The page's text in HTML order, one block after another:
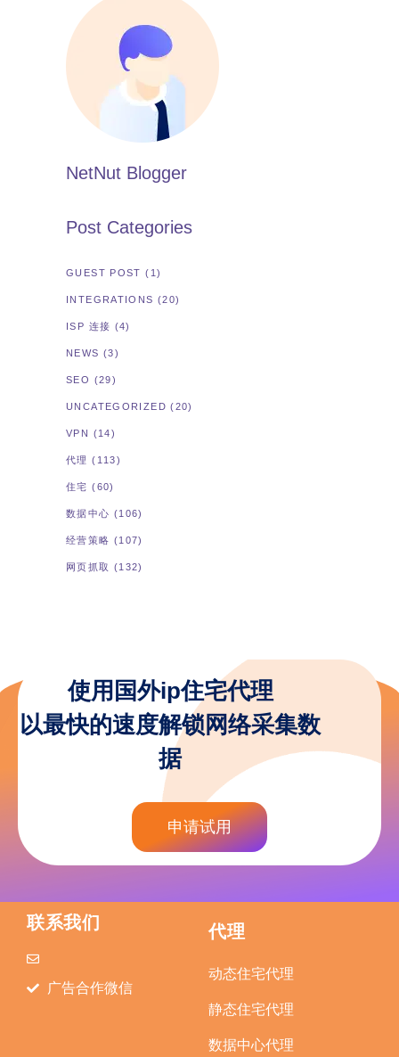
NetNut Blogger
Post Categories
GUEST POST (1)
INTEGRATIONS (20)
ISP 连接 (4)
NEWS (3)
SEO (29)
UNCATEGORIZED (20)
VPN (14)
代理 (113)
住宅 (60)
数据中心 (106)
经营策略 (107)
网页抓取 (132)
使用国外ip住宅代理
以最快的速度解锁网络采集数
据
申请试用
联系我们
广告合作微信
代理
动态住宅代理
静态住宅代理
数据中心代理